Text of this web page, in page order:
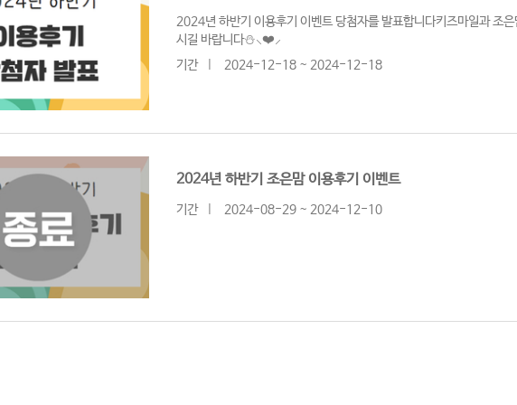
2024년 하반기 이용후기 이벤트 당첨자를 발표합니다키즈마일과 조
시길 바랍니다⛄︎⸜❤︎⸝‍
기간
2024-12-18 ~ 2024-12-18
2024년 하반기 조은맘 이용후기 이벤트
기간 2024-08-29 ~ 2024-12-10